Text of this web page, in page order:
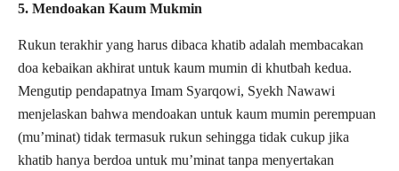
5. Mendoakan Kaum Mukmin
Rukun terakhir yang harus dibaca khatib adalah membacakan
doa kebaikan akhirat untuk kaum mumin di khutbah kedua.
Mengutip pendapatnya Imam Syarqowi, Syekh Nawawi
menjelaskan bahwa mendoakan untuk kaum mumin perempuan
(mu’minat) tidak termasuk rukun sehingga tidak cukup jika
khatib hanya berdoa untuk mu’minat tanpa menyertakan